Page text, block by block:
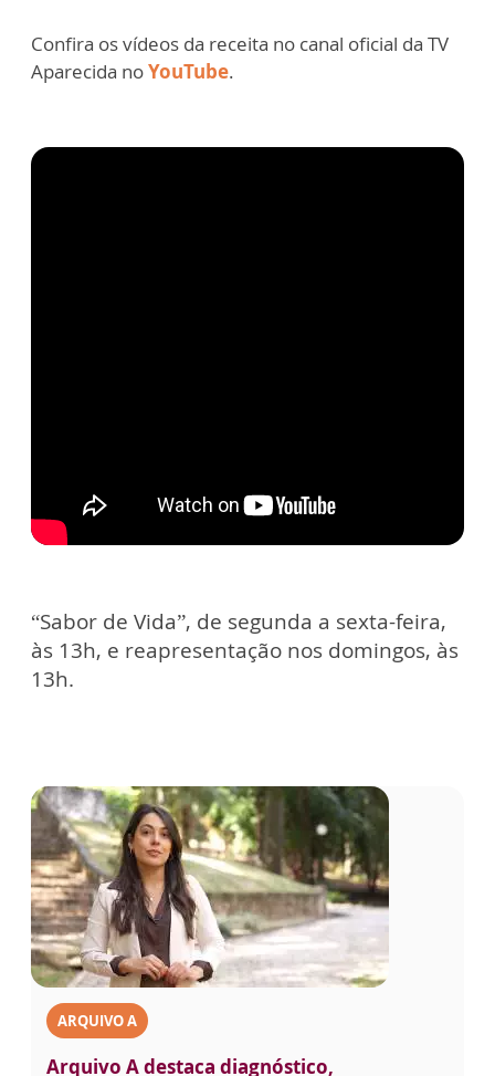
Confira os vídeos da receita no canal oficial da TV
Aparecida noYouTube.
“Sabor de Vida”, de segunda a sexta-feira,
às 13h, e reapresentação nos domingos, às
13h.
ARQUIVO A
Arquivo A destaca diagnóstico,